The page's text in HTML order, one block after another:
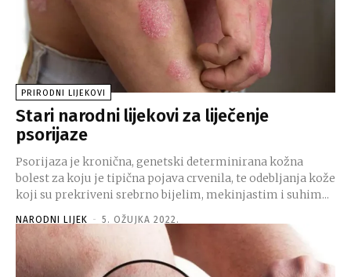
PRIRODNI LIJEKOVI
Stari narodni lijekovi za liječenje
psorijaze
Psorijaza je kronična, genetski determinirana kožna
bolest za koju je tipična pojava crvenila, te odebljanja kože
koji su prekriveni srebrno bijelim, mekinjastim i suhim...
NARODNI LIJEK - 5. OŽUJKA 2022.